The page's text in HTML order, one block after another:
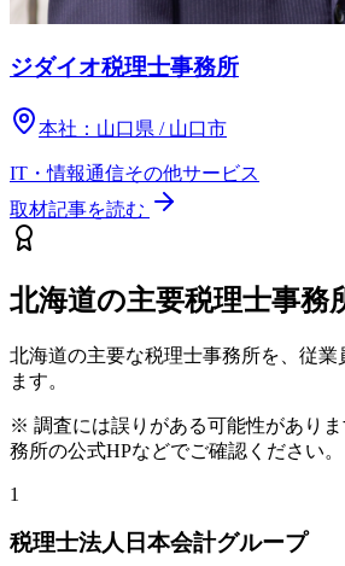
ジダイオ税理士事務所
本社： 山口県 / 山口市
IT・情報通信その他サービス
取材記事を読む
北海道の主要税理士事務
北海道の主要な税理士事務所を、従業
ます。
※ 調査には誤りがある可能性があり
務所の公式HPなどでご確認ください。
1
税理士法人日本会計グループ